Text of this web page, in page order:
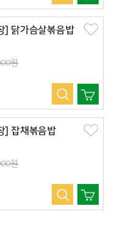
] 닭가슴살볶음밥
원
] 잡채볶음밥
원